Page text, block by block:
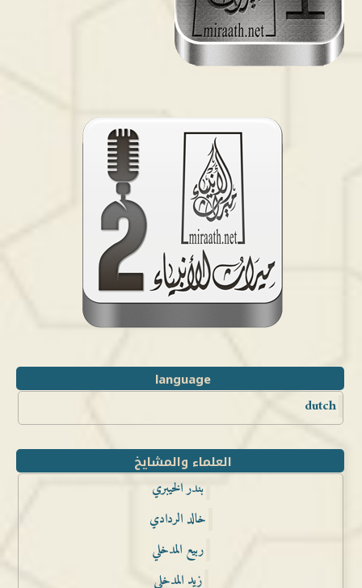
language
dutch
العلماء والمشايخ
بندر الخيبري
خالد الردادي
ربيع المدخلي
زيد المدخلي